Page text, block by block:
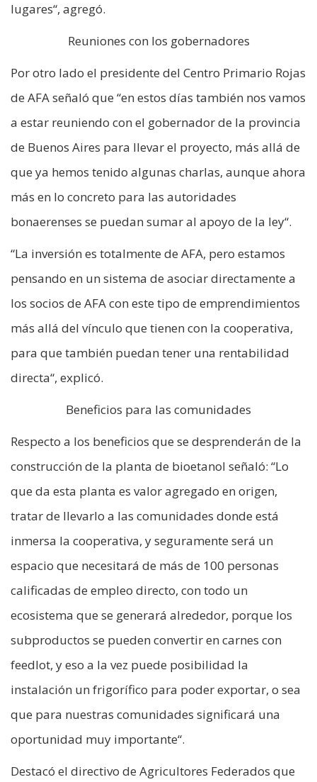
lugares“, agregó.
Reuniones con los gobernadores
Por otro lado el presidente del Centro Primario Rojas
de AFA señaló que “en estos días también nos vamos
a estar reuniendo con el gobernador de la provincia
de Buenos Aires para llevar el proyecto, más allá de
que ya hemos tenido algunas charlas, aunque ahora
más en lo concreto para las autoridades
bonaerenses se puedan sumar al apoyo de la ley“.
“La inversión es totalmente de AFA, pero estamos
pensando en un sistema de asociar directamente a
los socios de AFA con este tipo de emprendimientos
más allá del vínculo que tienen con la cooperativa,
para que también puedan tener una rentabilidad
directa“, explicó.
Beneficios para las comunidades
Respecto a los beneficios que se desprenderán de la
construcción de la planta de bioetanol señaló: “Lo
que da esta planta es valor agregado en origen,
tratar de llevarlo a las comunidades donde está
inmersa la cooperativa, y seguramente será un
espacio que necesitará de más de 100 personas
calificadas de empleo directo, con todo un
ecosistema que se generará alrededor, porque los
subproductos se pueden convertir en carnes con
feedlot, y eso a la vez puede posibilidad la
instalación un frigorífico para poder exportar, o sea
que para nuestras comunidades significará una
oportunidad muy importante“.
Destacó el directivo de Agricultores Federados que